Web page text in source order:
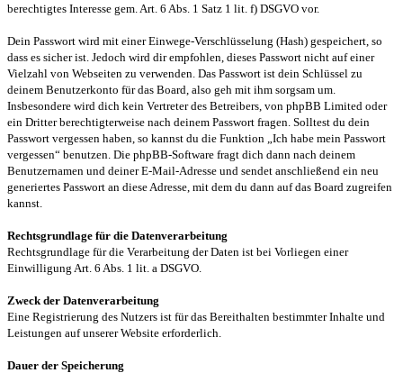
berechtigtes Interesse gem. Art. 6 Abs. 1 Satz 1 lit. f) DSGVO vor.
Dein Passwort wird mit einer Einwege-Verschlüsselung (Hash) gespeichert, so
dass es sicher ist. Jedoch wird dir empfohlen, dieses Passwort nicht auf einer
Vielzahl von Webseiten zu verwenden. Das Passwort ist dein Schlüssel zu
deinem Benutzerkonto für das Board, also geh mit ihm sorgsam um.
Insbesondere wird dich kein Vertreter des Betreibers, von phpBB Limited oder
ein Dritter berechtigterweise nach deinem Passwort fragen. Solltest du dein
Passwort vergessen haben, so kannst du die Funktion „Ich habe mein Passwort
vergessen“ benutzen. Die phpBB-Software fragt dich dann nach deinem
Benutzernamen und deiner E-Mail-Adresse und sendet anschließend ein neu
generiertes Passwort an diese Adresse, mit dem du dann auf das Board zugreifen
kannst.
Rechtsgrundlage für die Datenverarbeitung
Rechtsgrundlage für die Verarbeitung der Daten ist bei Vorliegen einer
Einwilligung Art. 6 Abs. 1 lit. a DSGVO.
Zweck der Datenverarbeitung
Eine Registrierung des Nutzers ist für das Bereithalten bestimmter Inhalte und
Leistungen auf unserer Website erforderlich.
Dauer der Speicherung